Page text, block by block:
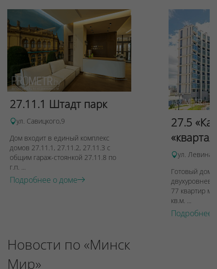
27.11.1 Штадт парк
ул. Савицкого,9
Дом входит в единый комплекс
домов 27.11.1, 27.11.2, 27.11.3 с
общим гараж-стоянкой 27.11.8 по
г.п. ...
Подробнее о доме
27.5
ул. Левина,
Готовый дом
77 квартир
кв.м. ...
Подробнее
Новости по «Минск
Мир»